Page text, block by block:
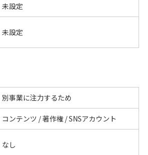
未設定
未設定
別事業に注力するため
コンテンツ / 著作権 / SNSアカウント
なし